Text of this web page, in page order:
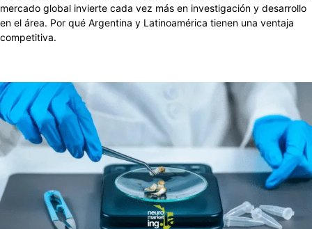
mercado global invierte cada vez más en investigación y desarrollo
en el área. Por qué Argentina y Latinoamérica tienen una ventaja
competitiva.